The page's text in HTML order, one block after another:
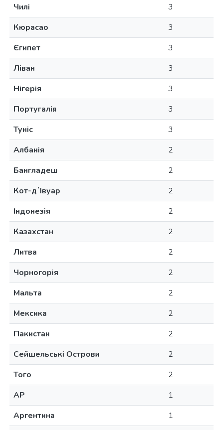
Чилі
3
Кюрасао
3
Єгипет
3
Ліван
3
Нігерія
3
Португалія
3
Туніс
3
Албанія
2
Бангладеш
2
Кот-дʼІвуар
2
Індонезія
2
Казахстан
2
Литва
2
Чорногорія
2
Мальта
2
Мексика
2
Пакистан
2
Сейшельські Острови
2
Того
2
AP
1
Аргентина
1